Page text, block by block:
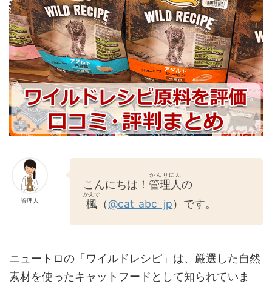
管理人
こんにちは！管理人
かんりにん
の
楓
かえで
（@cat_abc_jp）です。
ニュートロの「ワイルドレシピ」は、厳選した自然
素材を使ったキャットフードとして知られていま